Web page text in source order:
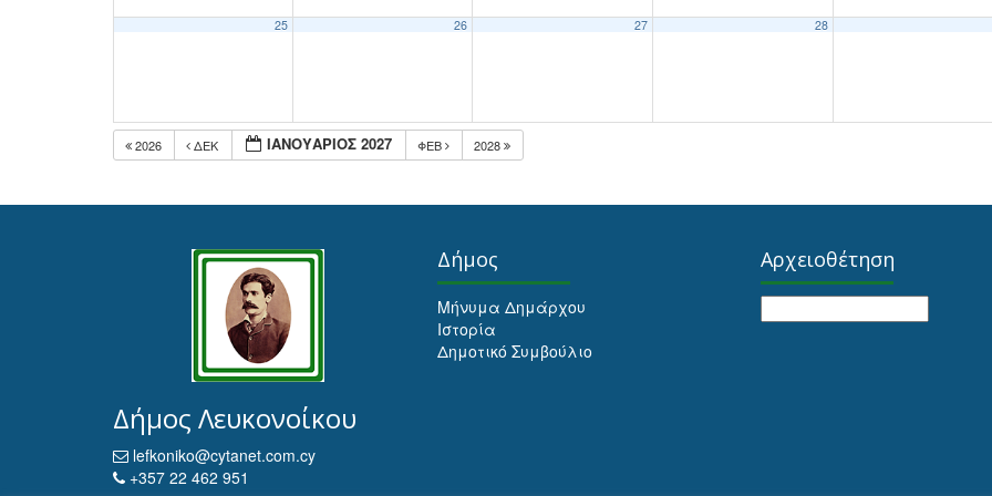
25 26 27 28
2026 ΔΕΚ ΙΑΝΟΥΆΡΙΟΣ 2027 ΦΕΒ 2028
Δήμος Λευκονοίκου
lefkoniko@cytanet.com.cy
+357 22 462 951
Δήμος
Μήνυμα Δημάρχου
Ιστορία
Δημοτικό Συμβούλιο
Αρχειοθέτηση